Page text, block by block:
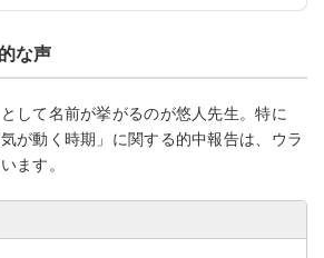
な声
して名前が挙がるのが悠人先生。特に
が動く時期」に関する的中報告は、ウラ
ます。